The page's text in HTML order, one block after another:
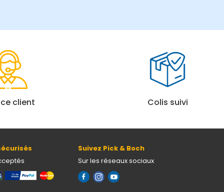
client Colis suivi
Suivez Pick & Boch
Sur les réseaux sociaux